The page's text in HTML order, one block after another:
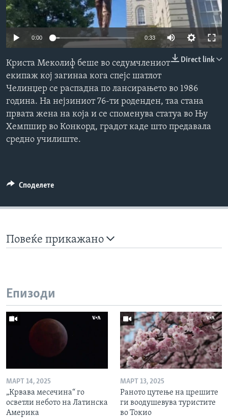
ИНТЕРВЈУА
Јазици
0:00 0:33
Direct link
Криста Меколиф беше во седумчлениот
екипаж кој загинаа кога спејс шатлот
Челинџер се распадна по лансирањето во 1986
година. На нејзиниот 76-ти роденден, таа стана
првата жена на која и се споменува статуа во Њу
Хемпшир во Конкорд, градот каде што предавала
средно училиште.
Споделете
Повеќе прикажано
Епизоди
МАРТ 14, 2025
„Крвава месечина“ го
осветли небото на Латинска
Америка
МАРТ 13, 2025
Раното цутење на црешите
ги воодушевува туристите
во Токио